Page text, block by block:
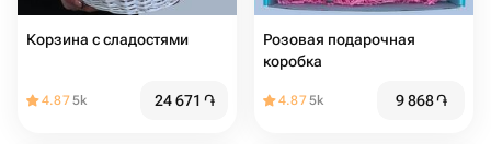
Корзина с сладостями
4.875k 24 671 ֏
Розовая подарочная
коробка
4.875k 9 868֏